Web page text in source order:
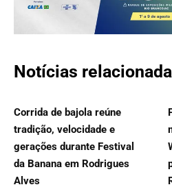
Notícias
Corrida de bajola reúne
tradição, velocidade e
gerações durante Festival
da Banana em Rodrigues
Alves